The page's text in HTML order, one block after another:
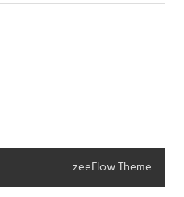
zeeFlow Theme